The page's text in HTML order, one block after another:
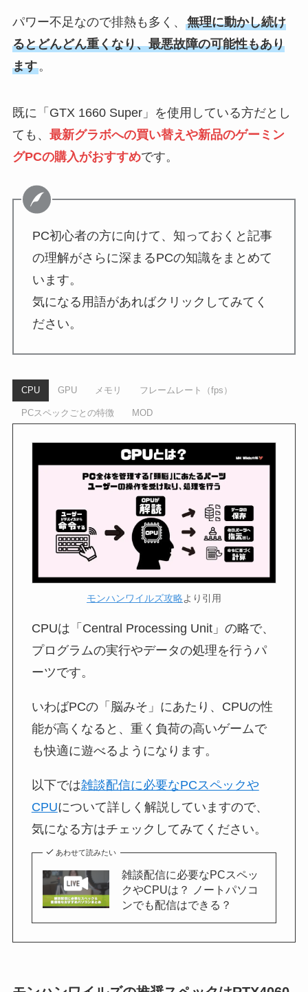
パワー不足なので排熱も多く、 無理に動かし続け
るとどんどん重くなり、最悪故障の可能性もあり
ます。
既に「GTX 1660 Super」を使用している方だとし
ても、 最新グラボへの買い替えや新品のゲーミン
グPCの購入がおすすめです。
PC初心者の方に向けて、知っておくと記事
の理解がさらに深まるPCの知識をまとめて
います。
気になる用語があればクリックしてみてく
ださい。
CPU GPU メモリ フレームレート（fps）
PCスペックごとの特徴 MOD
モンハンワイルズ攻略より引用
CPUは「Central Processing Unit」の略で、
プログラムの実行やデータの処理を行うパ
ーツです。
いわばPCの「脳みそ」にあたり、CPUの性
能が高くなると、重く負荷の高いゲームで
も快適に遊べるようになります。
以下では雑談配信に必要なPCスペックや
CPUについて詳しく解説していますので、
気になる方はチェックしてみてください。
あわせて読みたい
雑談配信に必要なPCスペッ
クやCPUは？ ノートパソコ
ンでも配信はできる？